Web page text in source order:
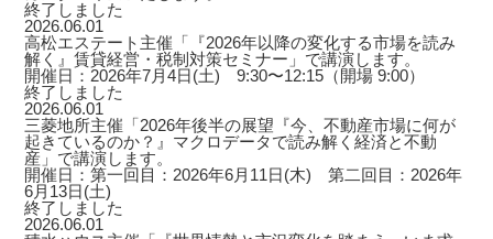
終了しました
2026.06.01
高松エステート主催「『2026年以降の変化する市場を読み
解く』賃貸経営・税制対策セミナー」で講演します。
開催日：2026年7月4日(土) 9:30〜12:15（開場 9:00）
終了しました
2026.06.01
三菱地所主催「2026年後半の展望『今、不動産市場に何が
起きているのか？』マクロデータで読み解く経済と不動
産」で講演します。
開催日：第一回目：2026年6月11日(木) 第二回目：2026年
6月13日(土)
終了しました
2026.06.01